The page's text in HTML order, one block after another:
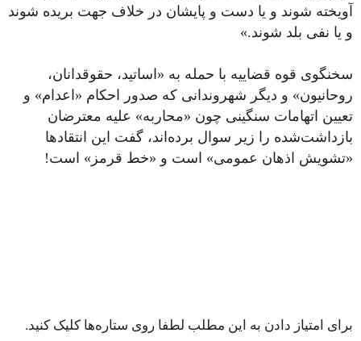
آویخته شوند و یا دست و پایشان در خلاف جهت بریده شوند
و یا نفی بلد شوند.»
سخنگوی قوه قضاییه با حمله به «اساتید، حقوقدانان،
روحانیون» و دیگر شهروندانی که صدور احکام «اعدام» و
تعیین اتهامات سنگینی چون «محاربه» علیه معترضان
بازداشت‌شده را زیر سوال برده‌اند، گفت این انتقادها
«تشویش اذهان عمومی» است و «خط قرمز» است!
برای امتیاز دادن به این مطلب لطفا روی ستاره‌ها کلیک کنید.